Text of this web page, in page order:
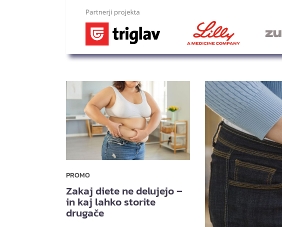
PROMO
Zakaj diete ne delujejo –
in kaj lahko storite
drugače